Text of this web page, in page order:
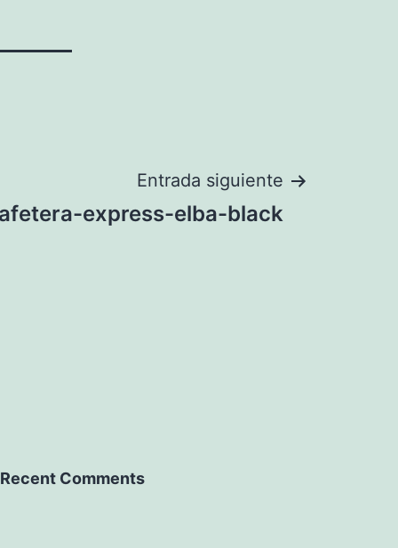
Entrada siguiente
express-elba-black
Recent Comments